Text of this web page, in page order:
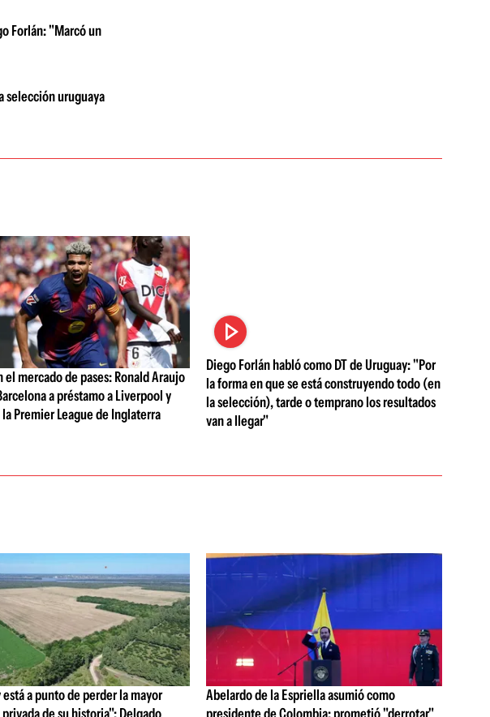
Forlán: "Marcó un
selección uruguaya
el mercado de pases: Ronald Araujo
a préstamo a Liverpool y
Premier League de Inglaterra
Diego Forlán habló como DT de Uruguay: "Por
la forma en que se está construyendo todo (en
la selección), tarde o temprano los resultados
van a llegar"
a punto de perder la mayor
de su historia": Delgado
Abelardo de la Espriella asumió como
presidente de Colombia: prometió "derrotar"